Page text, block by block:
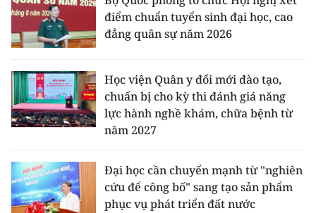
điểm chuẩn tuyển sinh đại học, cao
đẳng quân sự năm 2026
Học viện Quân y đổi mới đào tạo,
chuẩn bị cho kỳ thi đánh giá năng
lực hành nghề khám, chữa bệnh từ
năm 2027
Đại học cần chuyển mạnh từ "nghiên
cứu để công bố" sang tạo sản phẩm
phục vụ phát triển đất nước